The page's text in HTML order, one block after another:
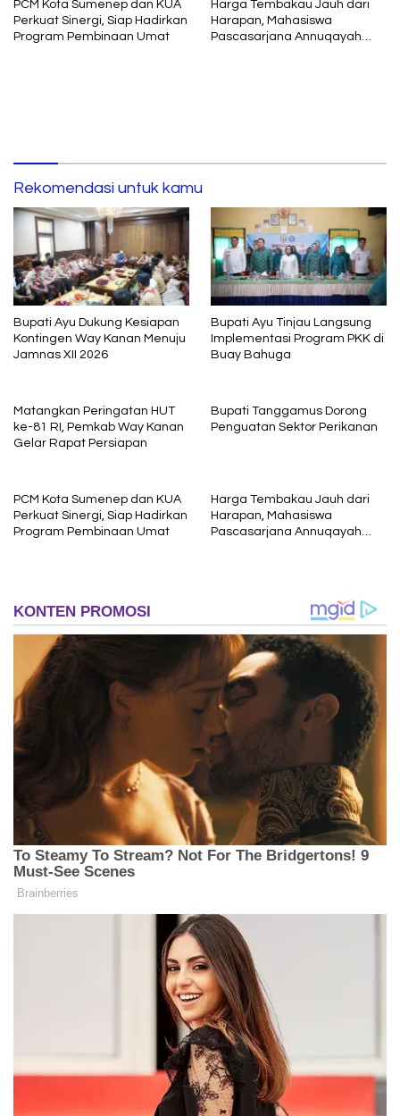
PCM Kota Sumenep dan KUA
Perkuat Sinergi, Siap Hadirkan
Program Pembinaan Umat
Harga Tembakau Jauh dari
Harapan, Mahasiswa
Pascasarjana Annuqayah
Rekomendasi untuk kamu
Bupati Ayu Dukung Kesiapan
Kontingen Way Kanan Menuju
Jamnas XII 2026
Bupati Ayu Tinjau Langsung
Implementasi Program PKK di
Buay Bahuga
Matangkan Peringatan HUT
ke-81 RI, Pemkab Way Kanan
Gelar Rapat Persiapan
Bupati Tanggamus Dorong
Penguatan Sektor Perikanan
PCM Kota Sumenep dan KUA
Perkuat Sinergi, Siap Hadirkan
Program Pembinaan Umat
Harga Tembakau Jauh dari
Harapan, Mahasiswa
Pascasarjana Annuqayah